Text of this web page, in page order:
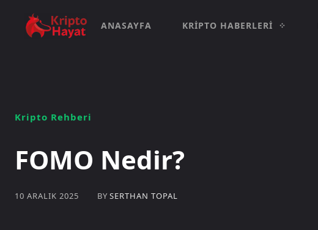
ANASAYFA KRIPTO HABERLERI
Kripto Rehberi
FOMO Nedir?
10 ARALIK 2025 BY SERTHAN TOPAL